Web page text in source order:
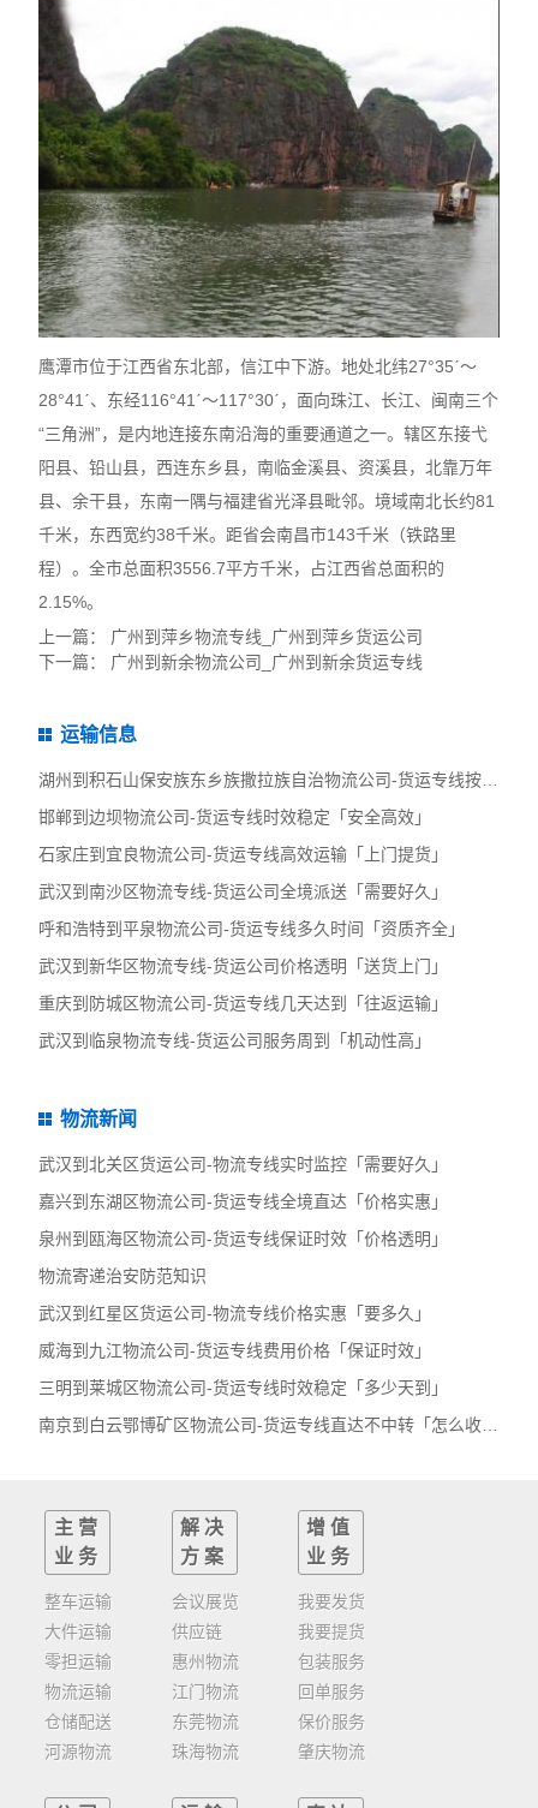
鹰潭市位于江西省东北部，信江中下游。地处北纬27°35ˊ～
28°41ˊ、东经116°41ˊ～117°30ˊ，面向珠江、长江、闽南三个
“三角洲”，是内地连接东南沿海的重要通道之一。辖区东接弋
阳县、铅山县，西连东乡县，南临金溪县、资溪县，北靠万年
县、余干县，东南一隅与福建省光泽县毗邻。境域南北长约81
千米，东西宽约38千米。距省会南昌市143千米（铁路里
程）。全市总面积3556.7平方千米，占江西省总面积的
2.15%。
上一篇： 广州到萍乡物流专线_广州到萍乡货运公司
下一篇： 广州到新余物流公司_广州到新余货运专线
运输信息
邯郸到边坝物流公司-货运专线时效稳定「安全高效」
石家庄到宜良物流公司-货运专线高效运输「上门提货」
武汉到南沙区物流专线-货运公司全境派送「需要好久」
呼和浩特到平泉物流公司-货运专线多久时间「资质齐全」
武汉到新华区物流专线-货运公司价格透明「送货上门」
重庆到防城区物流公司-货运专线几天达到「往返运输」
武汉到临泉物流专线-货运公司服务周到「机动性高」
物流新闻
武汉到北关区货运公司-物流专线实时监控「需要好久」
嘉兴到东湖区物流公司-货运专线全境直达「价格实惠」
泉州到瓯海区物流公司-货运专线保证时效「价格透明」
物流寄递治安防范知识
武汉到红星区货运公司-物流专线价格实惠「要多久」
威海到九江物流公司-货运专线费用价格「保证时效」
三明到莱城区物流公司-货运专线时效稳定「多少天到」
主营
业务
整车运输
大件运输
零担运输
物流运输
仓储配送
河源物流
解决
方案
会议展览
供应链
惠州物流
江门物流
东莞物流
珠海物流
增值
业务
我要发货
我要提货
包装服务
回单服务
保价服务
肇庆物流